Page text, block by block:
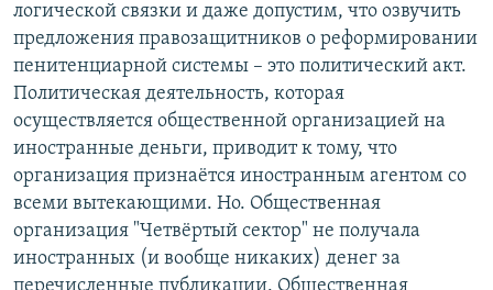
логической связки и даже допустим, что озвучить
предложения правозащитников о реформировании
пенитенциарной системы – это политический акт.
Политическая деятельность, которая
осуществляется общественной организацией на
иностранные деньги, приводит к тому, что
организация признаётся иностранным агентом со
всеми вытекающими. Но. Общественная
организация "Четвёртый сектор" не получала
иностранных (и вообще никаких) денег за